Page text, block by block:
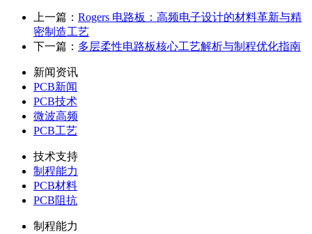
上一篇： Rogers 电路板：高频电子设计的材料革新与精
密制造工艺
下一篇： 多层柔性电路板核心工艺解析与制程优化指南
新闻资讯
PCB新闻
PCB技术
微波高频
PCB工艺
技术支持
制程能力
PCB材料
PCB阻抗
制程能力